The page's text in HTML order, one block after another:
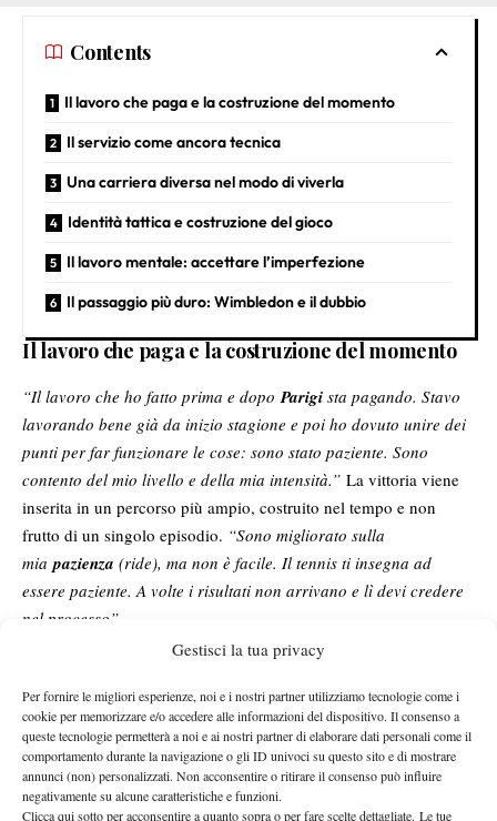
Gestisci la tua privacy
Per fornire le migliori esperienze, noi e i nostri partner utilizziamo tecnologie come i
cookie per memorizzare e/o accedere alle informazioni del dispositivo. Il consenso a
queste tecnologie permetterà a noi e ai nostri partner di elaborare dati personali come il
comportamento durante la navigazione o gli ID univoci su questo sito e di mostrare
annunci (non) personalizzati. Non acconsentire o ritirare il consenso può influire
negativamente su alcune caratteristiche e funzioni.
Clicca qui sotto per acconsentire a quanto sopra o per fare scelte dettagliate. Le tue
Contents
Il lavoro che paga e la costruzione del momento
Il servizio come ancora tecnica
Una carriera diversa nel modo di viverla
Identità tattica e costruzione del gioco
Il lavoro mentale: accettare l’imperfezione
Il passaggio più duro: Wimbledon e il dubbio
Il lavoro che paga e la costruzione del momento
“Il lavoro che ho fatto prima e dopoParigi sta pagando. Stavo
lavorando bene già da inizio stagione e poi ho dovuto unire dei
punti per far funzionare le cose: sono stato paziente. Sono
contento del mio livello e della mia intensità.” La vittoria viene
inserita in un percorso più ampio, costruito nel tempo e non
frutto di un singolo episodio. “Sono migliorato sulla
miapazienza (ride), ma non è facile. Il tennis ti insegna ad
essere paziente. A volte i risultati non arrivano e lì devi credere
nel processo”.
Il servizio come ancora tecnica
“Quando servo così e trovo quel ritmo lì, mi tolgo da un sacco
di situazioni spinose. E in più ti dà la fiducia di sapere che poi
anche da fondo ho la tranquillità di giocare”.Il servizio resta il
baricentro del suo tennis: quando funziona, tutto il resto si
stabilizza.